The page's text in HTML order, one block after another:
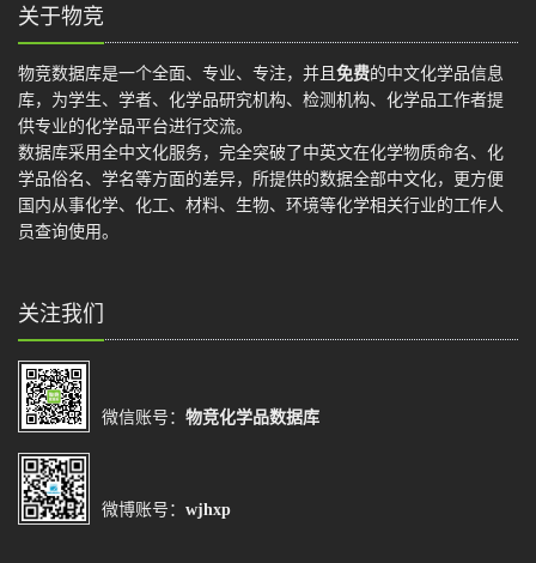
关于物竞
物竞数据库是一个全面、专业、专注，并且 免费的中文化学品信息
库，为学生、学者、化学品研究机构、检测机构、化学品工作者提
供专业的化学品平台进行交流。
数据库采用全中文化服务，完全突破了中英文在化学物质命名、化
学品俗名、学名等方面的差异，所提供的数据全部中文化，更方便
国内从事化学、化工、材料、生物、环境等化学相关行业的工作人
员查询使用。
关注我们
微信账号： 物竞化学品数据库
微博账号： wjhxp